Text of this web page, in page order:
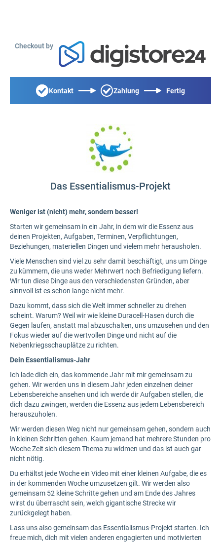
Checkout by
Kontakt Zahlung Fertig
Das Essentialismus-Projekt
Weniger ist (nicht) mehr, sondern besser!
Starten wir gemeinsam in ein Jahr, in dem wir die Essenz aus
deinen Projekten, Aufgaben, Terminen, Verpflichtungen,
Beziehungen, materiellen Dingen und vielem mehr herausholen.
Viele Menschen sind viel zu sehr damit beschäftigt, uns um Dinge
zu kümmern, die uns weder Mehrwert noch Befriedigung liefern.
Wir tun diese Dinge aus den verschiedensten Gründen, aber
sinnvoll ist es schon lange nicht mehr.
Dazu kommt, dass sich die Welt immer schneller zu drehen
scheint. Warum? Weil wir wie kleine Duracell-Hasen durch die
Gegen laufen, anstatt mal abzuschalten, uns umzusehen und den
Fokus wieder auf die wertvollen Dinge und nicht auf die
Nebenkriegsschauplätze zu richten.
Dein Essentialismus-Jahr
Ich lade dich ein, das kommende Jahr mit mir gemeinsam zu
gehen. Wir werden uns in diesem Jahr jeden einzelnen deiner
Lebensbereiche ansehen und ich werde dir Aufgaben stellen, die
dich dazu zwingen, werden die Essenz aus jedem Lebensbereich
herauszuholen.
Wir werden diesen Weg nicht nur gemeinsam gehen, sondern auch
in kleinen Schritten gehen. Kaum jemand hat mehrere Stunden pro
Woche Zeit sich diesem Thema zu widmen und das ist auch gar
nicht nötig.
Du erhältst jede Woche ein Video mit einer kleinen Aufgabe, die es
in der kommenden Woche umzusetzen gilt. Wir werden also
gemeinsam 52 kleine Schritte gehen und am Ende des Jahres
wirst du überrascht sein, welch gigantische Strecke wir
zurückgelegt haben.
Lass uns also gemeinsam das Essentialismus-Projekt starten. Ich
freue mich, dich mit vielen anderen engagierten und motivierten